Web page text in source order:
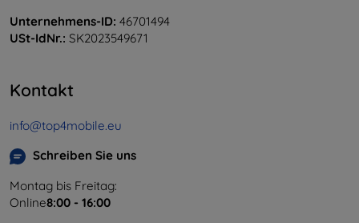
Unternehmens-ID: 46701494
USt-IdNr.: SK2023549671
Kontakt
info@top4mobile.eu
Schreiben Sie uns
Montag bis Freitag:
Online8:00 - 16:00